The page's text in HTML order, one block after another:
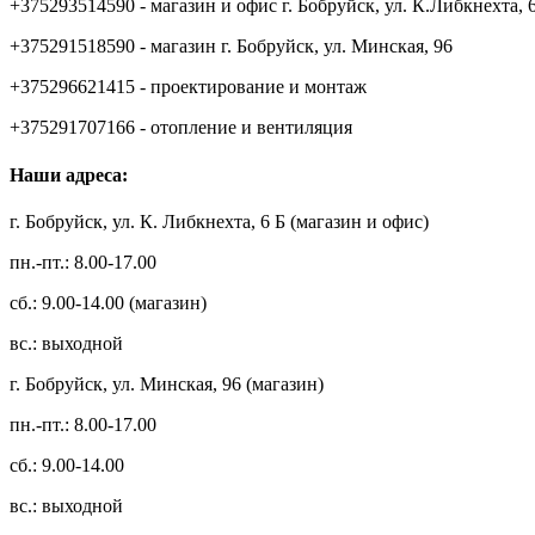
+375293514590 - магазин и офис г. Бобруйск, ул. К.Либкнехта,
+375291518590 - магазин г. Бобруйск, ул. Минская, 96
+375296621415 - проектирование и монтаж
+375291707166 - отопление и вентиляция
Наши адреса:
г. Бобруйск, ул. К. Либкнехта, 6 Б (магазин и офис)
пн.-пт.: 8.00-17.00
сб.: 9.00-14.00 (магазин)
вс.: выходной
г. Бобруйск, ул. Минская, 96 (магазин)
пн.-пт.: 8.00-17.00
сб.: 9.00-14.00
вс.: выходной